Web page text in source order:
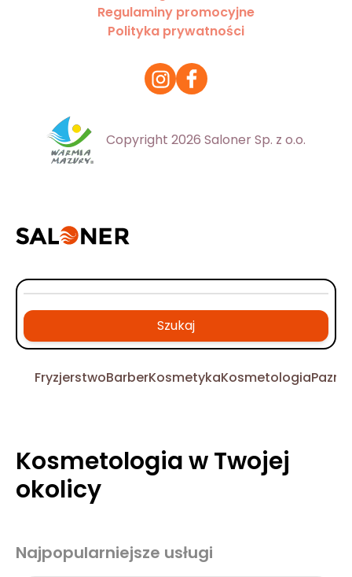
Regulaminy promocyjne
Polityka prywatności
Copyright 2026 Saloner Sp. z o.o.
Szukaj
FryzjerstwoBarberKosmetykaKosmetologia
Kosmetologia w Twojej
okolicy
Najpopularniejsze usługi